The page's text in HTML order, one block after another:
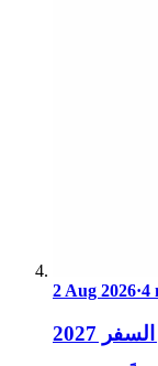
2 Aug 2026·4
2027